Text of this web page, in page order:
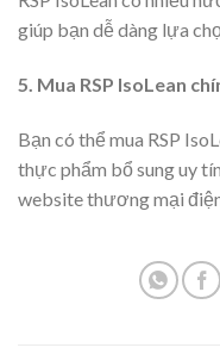
giúp bạn dễ dàng lựa
5. Mua RSP IsoLean
Bạn có thể mua RSP
thực phẩm bổ sung uy
website thương mại